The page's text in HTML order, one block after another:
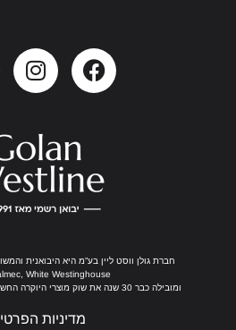
חברת גולן ווסט ליין בע”מ היא היבואנית
White Westinghouse
ומובילה כבר 30 שנה את שוק מוצרי היוקרה החשמליים למטבח ולבית בישראל
מדיניות